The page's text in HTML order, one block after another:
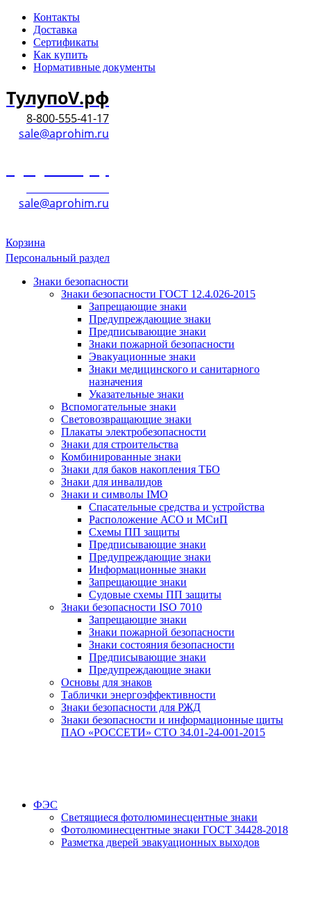
Контакты
Доставка
Сертификаты
Как купить
Нормативные документы
ТулупоV.рф
8-800-555-41-17
sale@aprohim.ru
sale@aprohim.ru
Корзина
Персональный раздел
Знаки безопасности
Знаки безопасности ГОСТ 12.4.026-2015
Запрещающие знаки
Предупреждающие знаки
Предписывающие знаки
Знаки пожарной безопасности
Эвакуационные знаки
Знаки медицинского и санитарного
назначения
Указательные знаки
Вспомогательные знаки
Световозвращающие знаки
Плакаты электробезопасности
Знаки для строительства
Комбинированные знаки
Знаки для баков накопления ТБО
Знаки для инвалидов
Знаки и символы IMO
Спасательные средства и устройства
Расположение АСО и МСиП
Схемы ПП защиты
Предписывающие знаки
Предупреждающие знаки
Информационные знаки
Запрещающие знаки
Судовые схемы ПП защиты
Знаки безопасности ISO 7010
Запрещающие знаки
Знаки пожарной безопасности
Знаки состояния безопасности
Предписывающие знаки
Предупреждающие знаки
Основы для знаков
Таблички энергоэффективности
Знаки безопасности для РЖД
Знаки безопасности и информационные щиты
ПАО «РОССЕТИ» СТО 34.01-24-001-2015
ФЭС
Светящиеся фотолюминесцентные знаки
Фотолюминесцентные знаки ГОСТ 34428-2018
Разметка дверей эвакуационных выходов